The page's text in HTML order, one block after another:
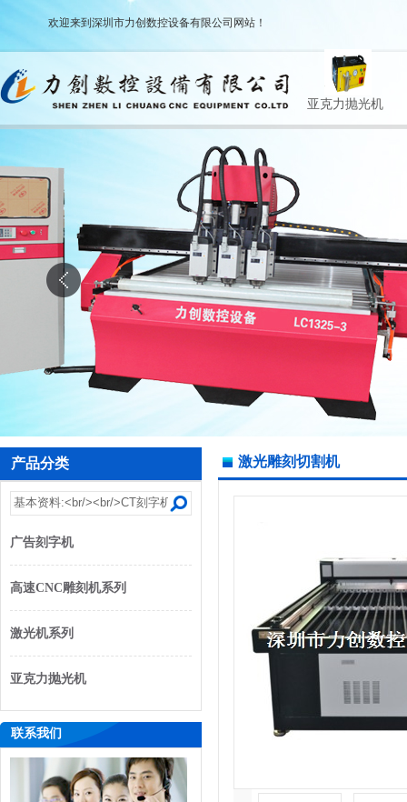
欢迎来到深圳市力创数控设备有限公司网站！
告刻字机
高速CNC雕刻机系
激光机系列 亚克力抛光机
产品分类
广告刻字机
高速CNC雕刻机系列
激光机系列
亚克力抛光机
联系我们
激光雕刻切割机